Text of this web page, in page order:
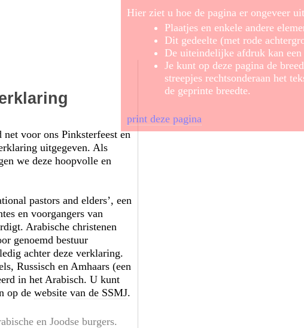
Hier ziet u hoe de pagina er ongeveer
Plaatjes en enkele andere
Dit gedeelte (met rode
De uiteindelijke afdruk kan een
Je kunt op deze pagina de
streepjes rechtsonderaan het
de geprinte breedte.
print deze pagina
voor ons Pinkster­feest en
uitgegeven. Als
we deze hoopvolle en
pastors and elders’, een
en voorgangers van
Arabische christenen
genoemd bestuur
achter deze verklaring.
Russisch en Amhaars (een
in het Arabisch. U kunt
op dewebsite van de SSMJ.
en Joodse burgers.